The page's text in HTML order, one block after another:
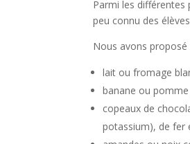
Parmi les différentes
peu connu des
Nous avons
lait ou fromage
banane ou
copeaux de
potassium), de fer